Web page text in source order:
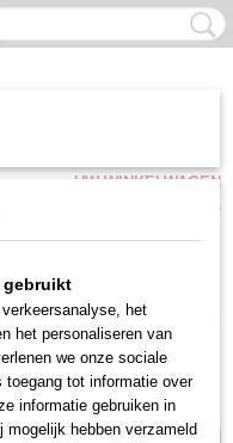
UW WINKELWAGEN
(0)
Zonder Matras
Zelf samenstellen
gebruikt
het
het personaliseren van
we onze sociale
toegang tot informatie over
informatie gebruiken in
hebben verzameld